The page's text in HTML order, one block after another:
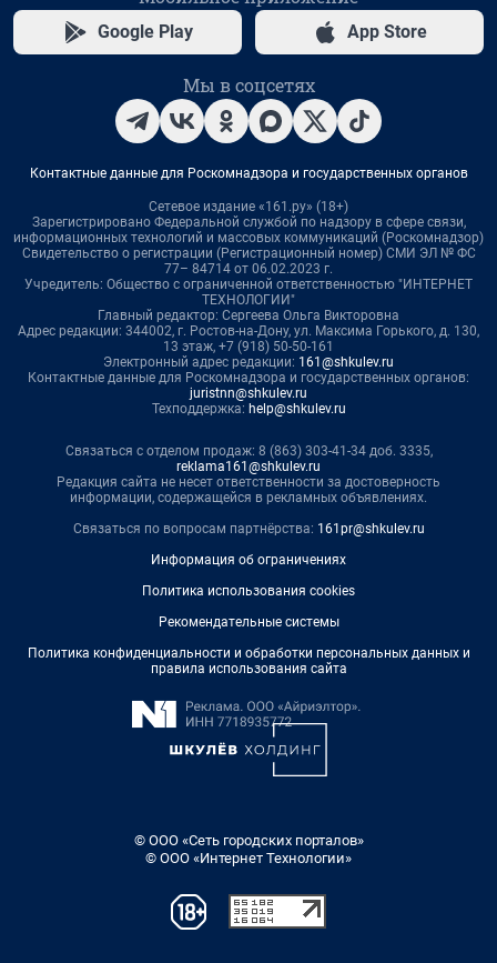
Google Play App Store
Мы в соцсетях
Контактные данные для Роскомнадзора и государственных органов
Сетевое издание «161.ру» (18+)
Зарегистрировано Федеральной службой по надзору в сфере связи,
информационных технологий и массовых коммуникаций (Роскомнадзор)
Свидетельство о регистрации (Регистрационный номер) СМИ ЭЛ № ФС
77– 84714 от 06.02.2023 г.
Учредитель: Общество с ограниченной ответственностью "ИНТЕРНЕТ
ТЕХНОЛОГИИ"
Главный редактор: Сергеева Ольга Викторовна
Адрес редакции: 344002, г. Ростов-на-Дону, ул. Максима Горького, д. 130,
13 этаж, +7 (918) 50-50-161
Электронный адрес редакции: 161@shkulev.ru
Контактные данные для Роскомнадзора и государственных органов:
juristnn@shkulev.ru
Техподдержка: help@shkulev.ru
Связаться с отделом продаж: 8 (863) 303-41-34 доб. 3335,
reklama161@shkulev.ru
Редакция сайта не несет ответственности за достоверность
информации, содержащейся в рекламных объявлениях.
Связаться по вопросам партнёрства: 161pr@shkulev.ru
Информация об ограничениях
Политика использования cookies
Рекомендательные системы
Политика конфиденциальности и обработки персональных данных и
правила использования сайта
© ООО «Сеть городских порталов»
© ООО «Интернет Технологии»